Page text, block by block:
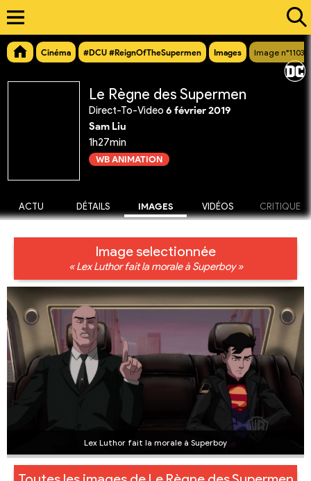
Cinéma #DCU #ReignOfTheSupermen Images Image n°11030
Le Règne des Supermen
Direct-To-Video 6 février 2019
Sam Liu
1h27min
WB ANIMATION
ACTU DÉTAILS IMAGES VIDÉOS CRITIQUE
Image selectionnée
« Lex Luthor fait la morale à Superboy »
Lex Luthor fait la morale à Superboy